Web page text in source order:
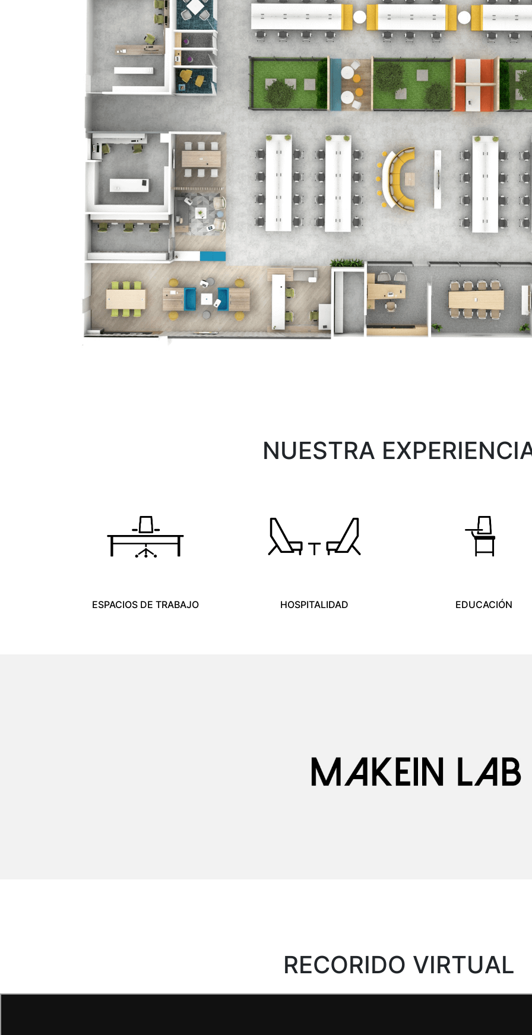
NUESTRA
ESPACIOS DE TRABAJO HOSPITALIDAD EDUCACIÓN
RECORIDO VIRTUAL